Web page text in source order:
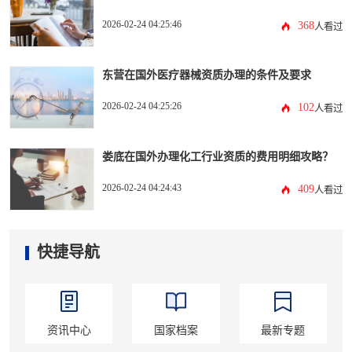
2026-02-24 04:25:46 368人看过
东营在国外医疗器械资质办理的条件及要求
2026-02-24 04:25:26 102人看过
娄底在国外办理化工行业资质的费用明细攻略？
2026-02-24 04:24:43 409人看过
快捷导航
资讯中心 国家档案 最新专题